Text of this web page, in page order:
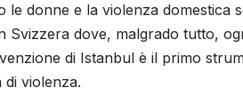
le donne e la violenza domestica
Svizzera dove, malgrado tutto,
di Istanbul è il primo
di violenza.